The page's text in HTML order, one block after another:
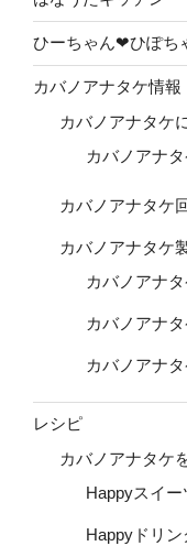
ひーちゃん❤ひぽち
カバノアナタケ情報
カバノアナタケ
カバノアナ
カバノアナタケ
カバノアナタケ
カバノアナ
カバノアナ
カバノアナ
レシピ
カバノアナタケ
Happyスイー
Happyドリン